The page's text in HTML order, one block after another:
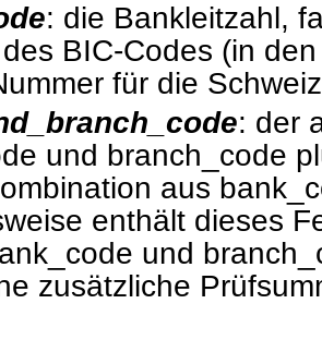
: die Bankleitzahl,
BIC-Codes (in
für die
: der
und branch_code
aus
enthält dieses
und
zusätzliche